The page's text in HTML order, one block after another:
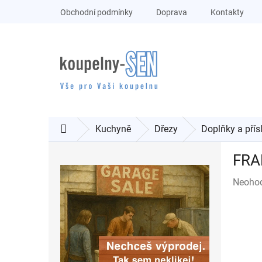
Obchodní podmínky Doprava Kontakty
DomůKuchyně Dřezy Doplňky a